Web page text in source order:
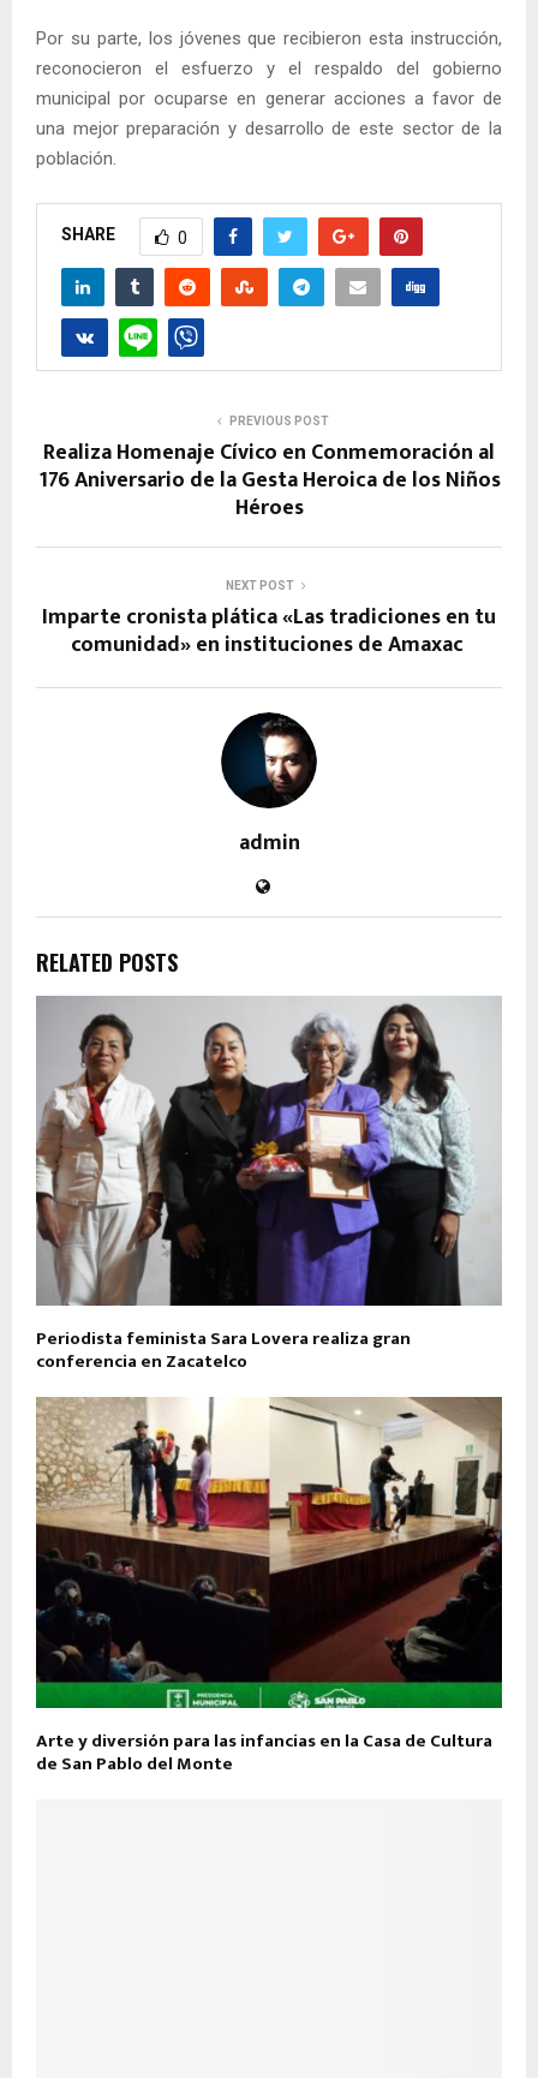
Por su parte, los jóvenes que recibieron esta instrucción,
reconocieron el esfuerzo y el respaldo del gobierno
municipal por ocuparse en generar acciones a favor de
una mejor preparación y desarrollo de este sector de la
población.
SHARE 0
PREVIOUS POST
Realiza Homenaje Cívico en Conmemoración al
176 Aniversario de la Gesta Heroica de los Niños
Héroes
NEXT POST
Imparte cronista plática «Las tradiciones en tu
comunidad» en instituciones de Amaxac
admin
RELATED POSTS
Periodista feminista Sara Lovera realiza gran
conferencia en Zacatelco
Arte y diversión para las infancias en la Casa de Cultura
de San Pablo del Monte